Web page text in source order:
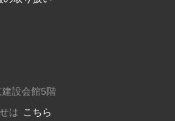
設会館5階
は こちら